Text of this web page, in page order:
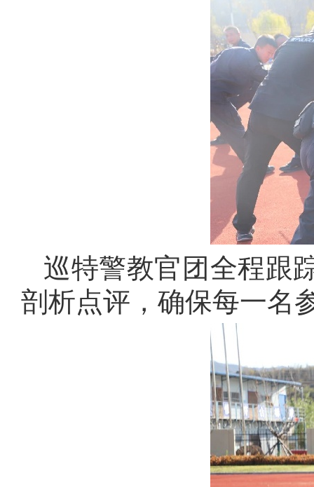
巡特警教官团全程跟
剖析点评，确保每一名